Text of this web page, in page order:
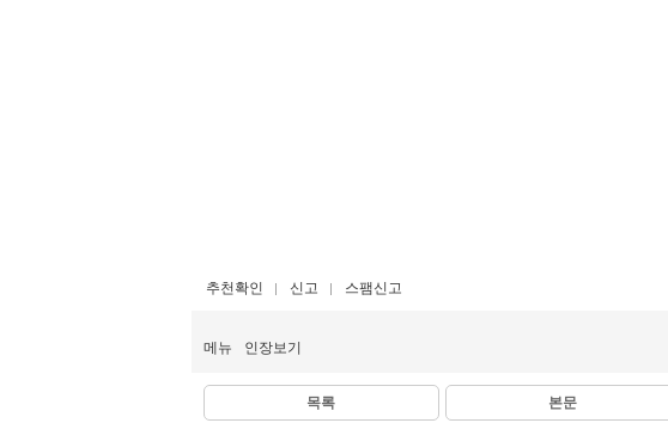
추천확인 신고 스팸신고
메뉴 인장보기
목록 본문